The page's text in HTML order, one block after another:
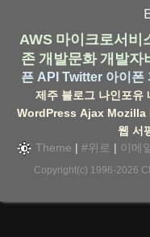
AWS 마이크로서비
존 개발문화 개발자
픈 API Twitter 아이폰
제주 블로그 나인포유
WordPress Ajax Mozilla
웹 서
Theme | #위로 | 이메
Copyright(c) 1996-2026